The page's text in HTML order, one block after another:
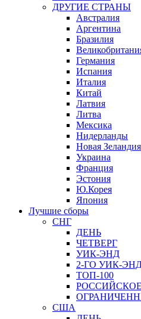
ДРУГИЕ СТРАНЫ
Австралия
Аргентина
Бразилия
Германия
Испания
Италия
Китай
Латвия
Литва
Мексика
Нидерланды
Новая Зеландия
Украина
Франция
Эстония
Ю.Корея
Япония
Лучшие сборы
СНГ
ДЕНЬ
ЧЕТВЕРГ
УИК-ЭНД
2-ГО УИК-
ТОП-100
США